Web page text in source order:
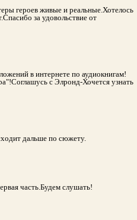
героев живые и реальные.Хотелось
за удовольствие от
в интернете по аудиокнигам!
с Элронд-Хочется узнать
дальше по сюжету.
часть.Будем слушать!